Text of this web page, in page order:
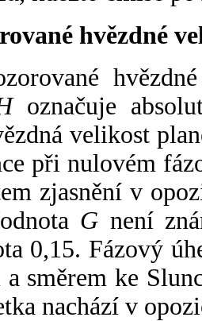
hvězdné
označuje
velikost
při nulovém
zjasnění v
G není
0,15. Fázový
směrem ke
nachází v